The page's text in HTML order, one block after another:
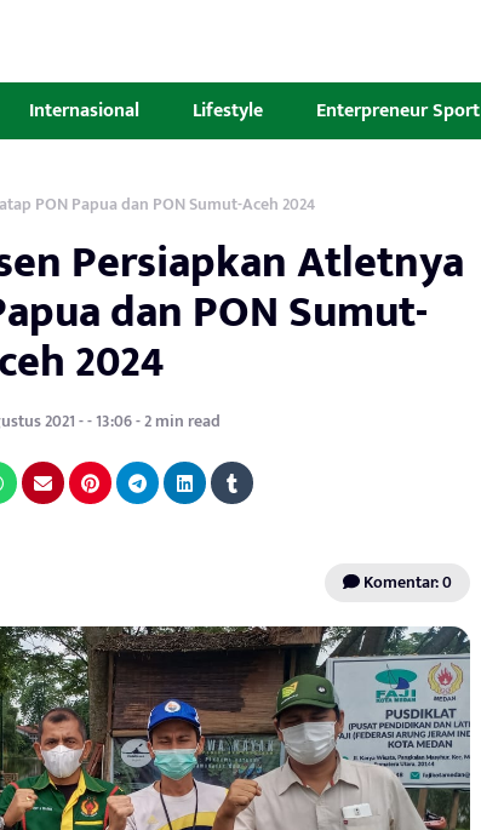
Internasional Lifestyle Enterpreneur Sport
PON Papua dan PON Sumut-Aceh 2024
Persiapkan Atletnya
dan PON Sumut-
2024
2021 - - 13:06 - 2 min read
Komentar: 0